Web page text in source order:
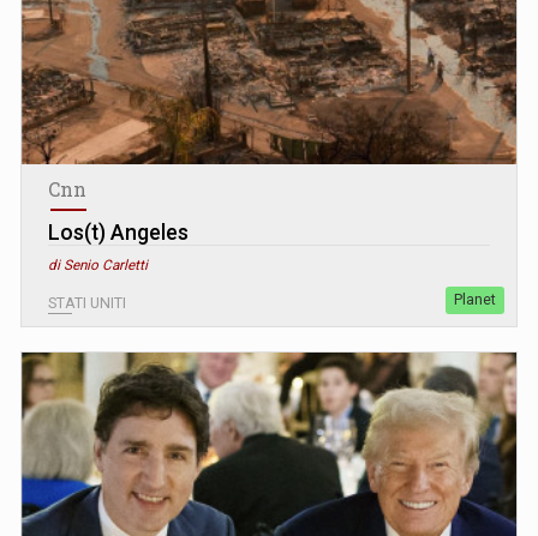
Cnn
Los(t) Angeles
di Senio Carletti
STATI UNITI Planet